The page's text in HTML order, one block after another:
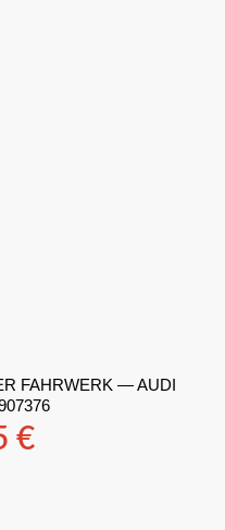
FAHRWERK — AUDI
€